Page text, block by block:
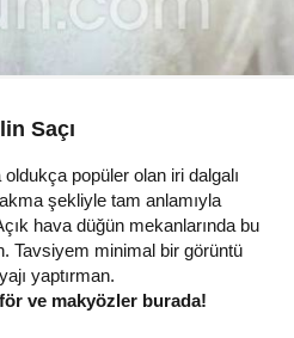
Saçı
popüler olan iri dalgalı
şekliyle tam anlamıyla
hava düğün mekanlarında bu
Tavsiyem minimal bir görüntü
yaptırman.
ve makyözler burada!